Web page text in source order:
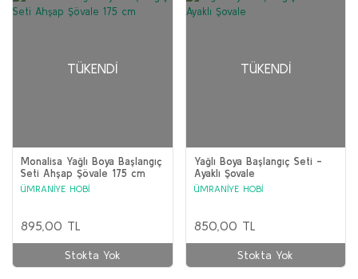
TÜKENDI
Monalisa Yağlı Boya Başlangıç
Seti Ahşap Şövale 175 cm
ÜMRANİYE HOBİ
895,00 TL
Stokta Yok
TÜKENDI
Yağlı Boya Başlangıç Seti -
Ayaklı Şovale
ÜMRANİYE HOBİ
850,00 TL
Stokta Yok